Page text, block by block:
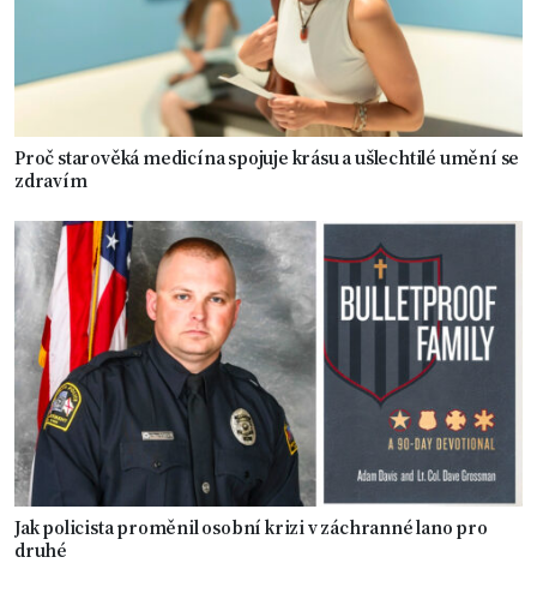
Proč starověká medicína spojuje krásu a ušlechtilé umění se
zdravím
Jak policista proměnil osobní krizi v záchranné lano pro
druhé